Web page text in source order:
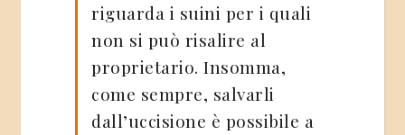
riguarda i suini per i quali
non si può risalire al
proprietario. Insomma,
come sempre, salvarli
dall’uccisione è possibile a